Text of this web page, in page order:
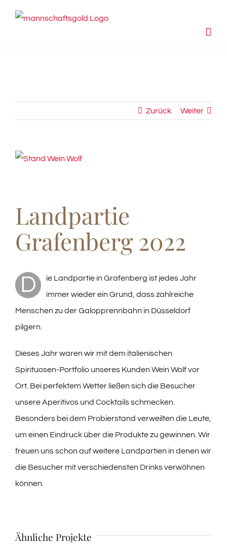
Zurück Weiter
View
Landpartie
Grafenberg 2022
D
ie Landpartie in Grafenberg ist jedes Jahr
immer wieder ein Grund, dass zahlreiche
Menschen zu der Galopprennbahn in Düsseldorf
pilgern.
Dieses Jahr waren wir mit dem italienischen
Spirituosen-Portfolio unseres Kunden Wein Wolf vor
Ort. Bei perfektem Wetter ließen sich die Besucher
unsere Aperitivos und Cocktails schmecken.
Besonders bei dem Probierstand verweilten die Leute,
um einen Eindruck über die Produkte zu gewinnen. Wir
freuen uns schon auf weitere Landpartien in denen wir
die Besucher mit verschiedensten Drinks verwöhnen
können.
Ähnliche Projekte